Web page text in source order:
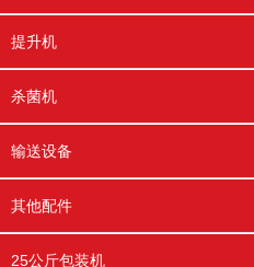
提升机
杀菌机
输送设备
其他配件
25公斤包装机